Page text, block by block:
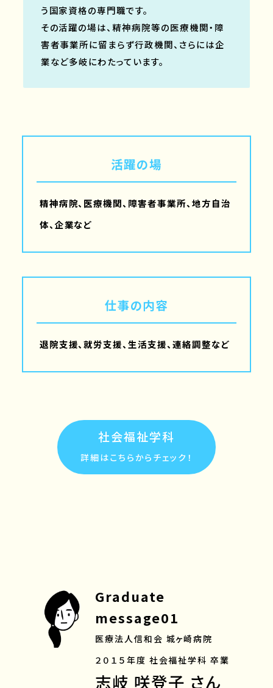
う国家資格の専門職です。
その活躍の場は、精神病院等の医療機関・障
害者事業所に留まらず行政機関、さらには企
業など多岐にわたっています。
活躍の場
精神病院、医療機関、障害者事業所、地方自治
体、企業など
仕事の内容
退院支援、就労支援、生活支援、連絡調整など
社会福祉学科
詳細はこちらからチェック！
Graduate
message01
医療法人信和会 城ヶ崎病院
２０１５年度 社会福祉学科 卒業
志岐 咲登子 さん